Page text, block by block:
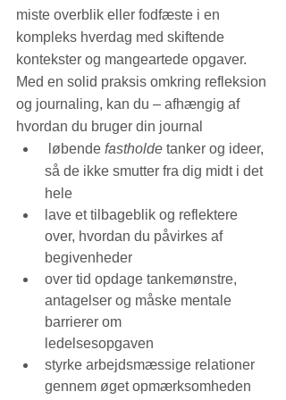
miste overblik eller fodfæste i en
kompleks hverdag med skiftende
kontekster og mangeartede opgaver.
Med en solid praksis omkring refleksion
og journaling, kan du – afhængig af
hvordan du bruger din journal
løbende fastholde tanker og ideer,
så de ikke smutter fra dig midt i det
hele
lave et tilbageblik og reflektere
over, hvordan du påvirkes af
begivenheder
over tid opdage tankemønstre,
antagelser og måske mentale
barrierer om
ledelsesopgaven
styrke arbejdsmæssige relationer
gennem øget opmærksomheden